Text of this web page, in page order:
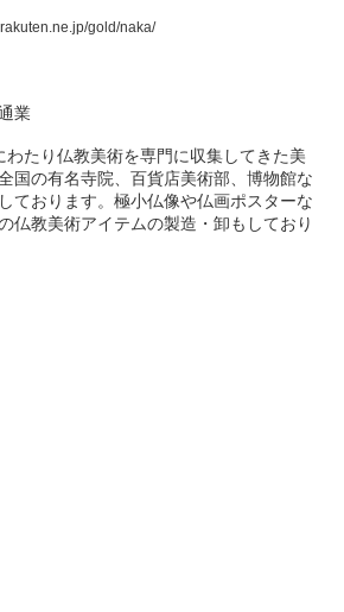
gold/naka/
業
わたり仏教美術を専門に収集してきた美
国の有名寺院、百貨店美術部、博物館な
ております。極小仏像や仏画ポスターな
仏教美術アイテムの製造・卸もしており